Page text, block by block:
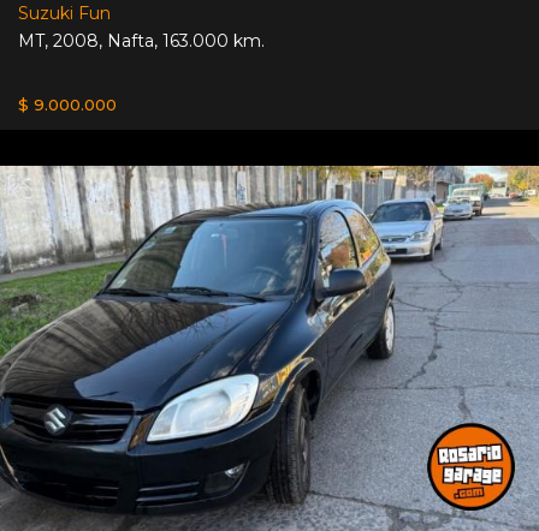
Suzuki Fun
MT, 2008, Nafta, 163.000 km.
$ 9.000.000